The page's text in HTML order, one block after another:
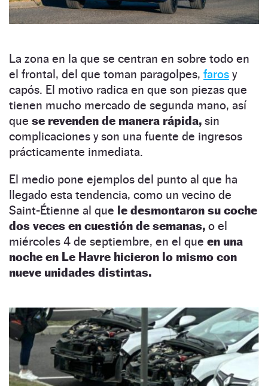
La zona en la que se centran en sobre todo en
el frontal, del que toman paragolpes, faros y
capós. El motivo radica en que son piezas que
tienen mucho mercado de segunda mano, así
que se revenden de manera rápida, sin
complicaciones y son una fuente de ingresos
prácticamente inmediata.
El medio pone ejemplos del punto al que ha
llegado esta tendencia, como un vecino de
Saint-Étienne al que le desmontaron su coche
dos veces en cuestión de semanas, o el
miércoles 4 de septiembre, en el que en una
noche en Le Havre hicieron lo mismo con
nueve unidades distintas.